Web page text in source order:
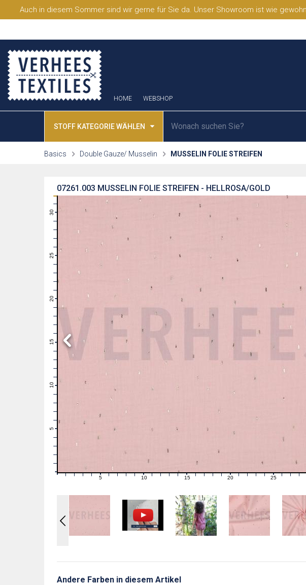
Auch in diesem Sommer sind wir gerne für Sie da. Unser Showroom ist wie
HOME WEBSHOP
STOFF KATEGORIE WÄHLEN
Basics Double Gauze/ Musselin MUSSELIN FOLIE STREIFEN
MUSSELIN FOLIE STREIFEN - HELLROSA/GOLD
07261.003
10
11
12
13
14
15
16
17
18
19
20
21
22
23
24
25
26
27
28
29
30
1 2 3 4 6 7 8 9 11 12 13 14 16 17 18 19 21 22 23 24 26 27 28
Andere Farben in diesem Artikel